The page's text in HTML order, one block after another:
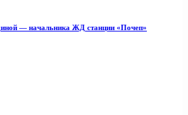
— начальника ЖД станции «Почеп»